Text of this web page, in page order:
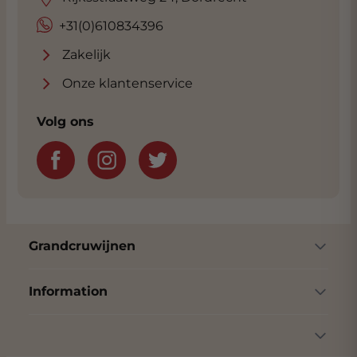
+31(0)610834396
Zakelijk
Onze klantenservice
Volg ons
Grandcruwijnen
Information